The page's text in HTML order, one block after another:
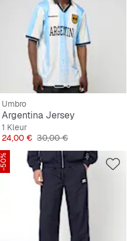
Umbro
Argentina Jersey
1 Kleur
Prijs
24,00 € Originele Prijs
30,00 €
-50%